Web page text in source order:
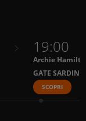
19:00
Archie
GATE
SCOPRI